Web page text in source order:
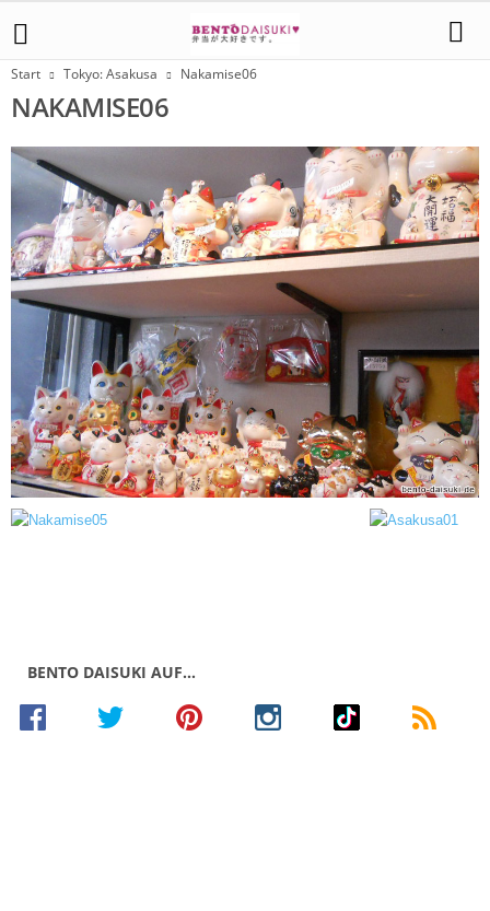
Start Tokyo: Asakusa Nakamise06
NAKAMISE06
BENTO DAISUKI AUF…